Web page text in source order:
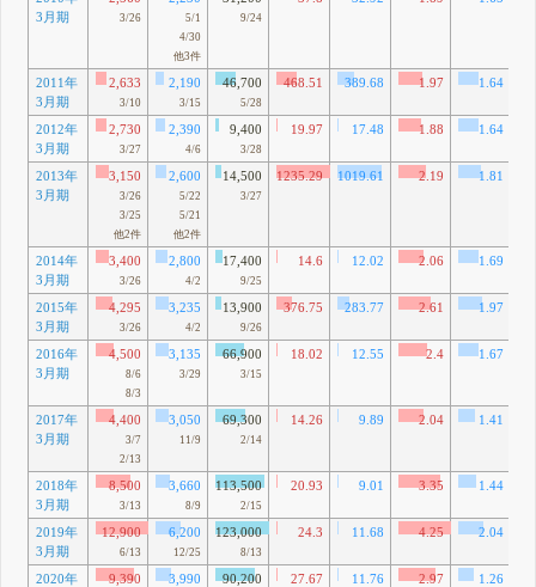
3月期
3/26
5/1
4/30
他3件
9/24
2011年
3月期
2,633
3/10
2,190
3/15
46,700
5/28
468.51 389.68 1.97 1.64
2012年
3月期
2,730
3/27
2,390
4/6
9,400
3/28
19.97 17.48 1.88 1.64
2013年
3月期
3,150
3/26
3/25
他2件
2,600
5/22
5/21
他2件
14,500
3/27
1235.29 1019.61 2.19 1.81
2014年
3月期
3,400
3/26
2,800
4/2
17,400
9/25
14.6 12.02 2.06 1.69
2015年
3月期
4,295
3/26
3,235
4/2
13,900
9/26
376.75 283.77 2.61 1.97
2016年
3月期
4,500
8/6
8/3
3,135
3/29
66,900
3/15
18.02 12.55 2.4 1.67
2017年
3月期
4,400
3/7
2/13
3,050
11/9
69,300
2/14
14.26 9.89 2.04 1.41
2018年
3月期
8,500
3/13
3,660
8/9
113,500
2/15
20.93 9.01 3.35 1.44
2019年
3月期
12,900
6/13
6,200
12/25
123,000
8/13
24.3 11.68 4.25 2.04
2020年
9,390 3,990 90,200 27.67 11.76 2.97 1.26